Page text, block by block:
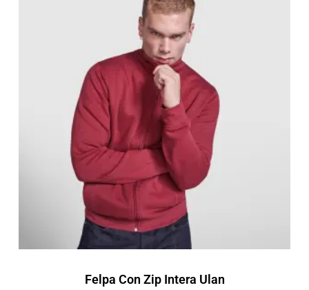
Felpa Con Zip Intera Ulan
prezzo:
da
17,47 €
24,95 €